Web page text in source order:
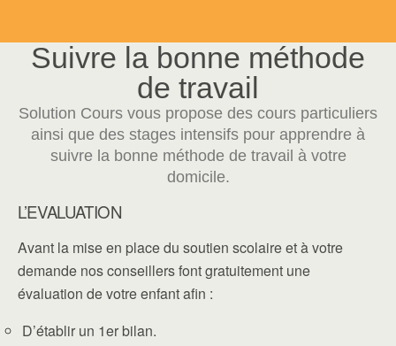
Suivre la bonne méthode
de travail
Solution Cours vous propose des cours particuliers
ainsi que des stages intensifs pour apprendre à
suivre la bonne méthode de travail à votre
domicile.
L’EVALUATION
Avant la mise en place du soutien scolaire et à votre
demande nos conseillers font gratuitement une
évaluation de votre enfant afin :
D’établir un 1er bilan.